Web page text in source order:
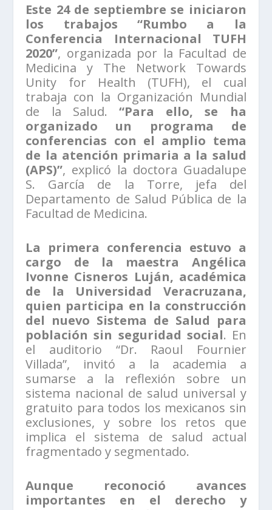
Este 24 de septiembre se iniciaron
los trabajos “Rumbo a la
Conferencia Internacional TUFH
2020”, organizada por la Facultad de
Medicina y The Network Towards
Unity for Health (TUFH), el cual
trabaja con la Organización Mundial
de la Salud. “Para ello, se ha
organizado un programa de
conferencias con el amplio tema
de la atención primaria a la salud
(APS)”, explicó la doctora Guadalupe
S. García de la Torre, jefa del
Departamento de Salud Pública de la
Facultad de Medicina.
La primera conferencia estuvo a
cargo de la maestra Angélica
Ivonne Cisneros Luján, académica
de la Universidad Veracruzana,
quien participa en la construcción
del nuevo Sistema de Salud para
población sin seguridad social. En
el auditorio “Dr. Raoul Fournier
Villada”, invitó a la academia a
sumarse a la reflexión sobre un
sistema nacional de salud universal y
gratuito para todos los mexicanos sin
exclusiones, y sobre los retos que
implica el sistema de salud actual
fragmentado y segmentado.
Aunque reconoció avances
importantes en el derecho y